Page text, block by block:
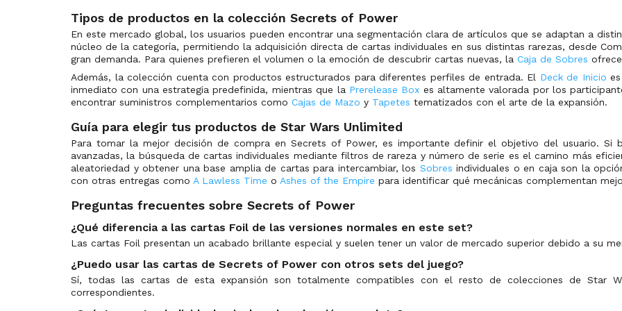
Spark of Rebellion: Weekly Play Promos
(22)
Star Wars Products
(43)
Twilight of the Republic
(270)
Twilight of the Republic Variants (288)
Twilight of the Republic: Weekly Play Promos (23)
Tipos de productos en la colección Secrets of Power
En este mercado global, los usuarios pueden encontrar una segmentación clara de artículos que se adaptan a
núcleo de la categoría, permitiendo la adquisición directa de cartas individuales en sus distintas rarezas, desde
gran demanda. Para quienes prefieren el volumen o la emoción de descubrir cartas nuevas, la Caja de Sobres
Además, la colección cuenta con productos estructurados para diferentes perfiles de entrada. El Deck de Inicio
inmediato con una estrategia predefinida, mientras que la Prerelease Box es altamente valorada por los
encontrar suministros complementarios como Cajas de Mazo y Tapetes tematizados con el arte de la expansión.
Guía para elegir tus productos de Star Wars Unlimited
Para tomar la mejor decisión de compra en Secrets of Power, es importante definir el objetivo del usuario. Si
avanzadas, la búsqueda de cartas individuales mediante filtros de rareza y número de serie es el camino más
aleatoriedad y obtener una base amplia de cartas para intercambiar, los Sobres individuales o en caja son la
con otras entregas como A Lawless Time o Ashes of the Empire para identificar qué mecánicas complementan
Preguntas frecuentes sobre Secrets of Power
¿Qué diferencia a las cartas Foil de las versiones normales en este set?
Las cartas Foil presentan un acabado brillante especial y suelen tener un valor de mercado superior debido a su
¿Puedo usar las cartas de Secrets of Power con otros sets del juego?
Sí, todas las cartas de esta expansión son totalmente compatibles con el resto de colecciones de Star
correspondientes.